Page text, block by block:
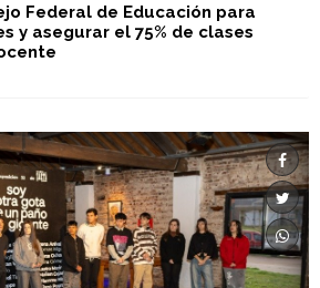
Federal de Educación para
y asegurar el 75% de clases